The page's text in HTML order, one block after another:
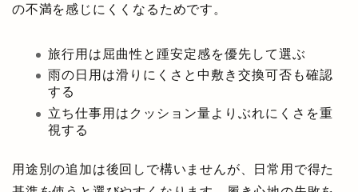
の不満を感じにくくなるためです。
旅行用は屈曲性と踵安定感を優先して選ぶ
雨の日用は滑りにくさと中敷き交換可否も確認
する
立ち仕事用はクッション量よりぶれにくさを重
視する
用途別の追加は後回しで構いませんが、日常用で得た